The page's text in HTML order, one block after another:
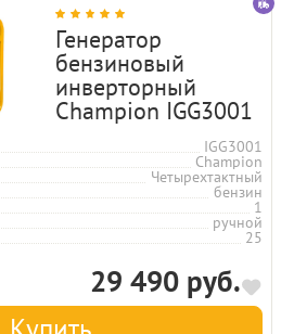
Генератор
бензиновый
инверторный
Champion IGG3001
IGG3001
Champion
Четырехтактный
бензин
1
ручной
25
29 490 руб.